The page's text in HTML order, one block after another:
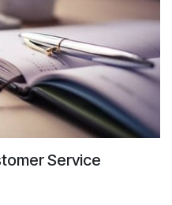
Service